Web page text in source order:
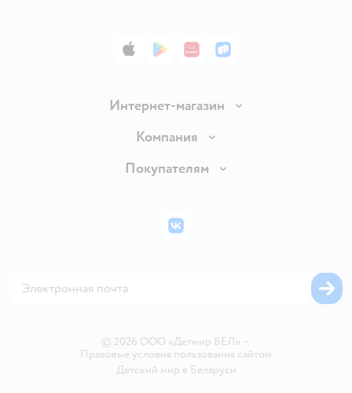
App StoreGoogle Play
AppGallery
RuStore
Интернет-магазин
Доставка и оплата
Правила продажи
Политика использования файлов cookie
Компания
Вакансии
Покупателям
Бонусные карты
© 2026 ООО «Детмир БЕЛ» •
Правовые условия пользования сайтом
Детский мир в Беларуси
ВКонтакте